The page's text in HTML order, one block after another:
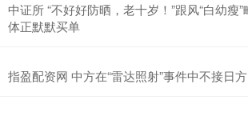
中证所 “不好好防晒，老十岁！”跟风“白幼瘦
体正默默买单
指盈配资网 中方在“雷达照射”事件中不接日